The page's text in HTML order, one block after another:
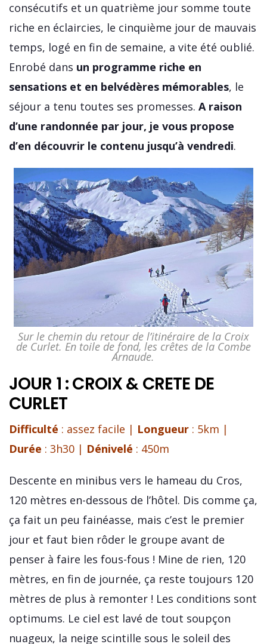
consécutifs et un quatrième jour somme toute
riche en éclaircies, le cinquième jour de mauvais
temps, logé en fin de semaine, a vite été oublié.
Enrobé dans un programme riche en
sensations et en belvédères mémorables, le
séjour a tenu toutes ses promesses. A raison
d’une randonnée par jour, je vous propose
d’en découvrir le contenu jusqu’à vendredi.
Sur le chemin du retour de l’itinéraire de la Croix
de Curlet. En toile de fond, les crêtes de la Combe
Arnaude.
JOUR 1 : CROIX & CRETE DE
CURLET
Difficulté : assez facile | Longueur : 5km |
Durée : 3h30 | Dénivelé : 450m
Descente en minibus vers le hameau du Cros,
120 mètres en-dessous de l’hôtel. Dis comme ça,
ça fait un peu fainéasse, mais c’est le premier
jour et faut bien rôder le groupe avant de
penser à faire les fous-fous ! Mine de rien, 120
mètres, en fin de journée, ça reste toujours 120
mètres de plus à remonter ! Les conditions sont
optimums. Le ciel est lavé de tout soupçon
nuageux, la neige scintille sous le soleil des